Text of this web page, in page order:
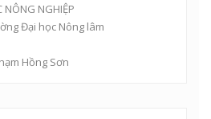
NÔNG NGHIỆP
Đại học Nông lâm
Hồng Sơn